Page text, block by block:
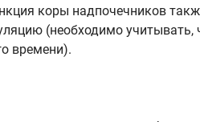
коры надпочечников
(необходимо
времени).